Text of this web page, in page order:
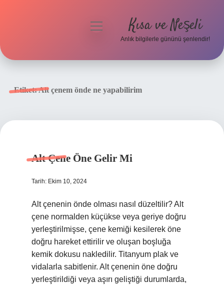
menüyü
Kısa ve Neşeli
Anlık bilgilerle gününü şenlendir!
Etiket:Alt çenem önde ne yapabilirim
Alt Çene Öne Gelir Mi
Tarih: Ekim 10, 2024
Alt çenenin önde olması nasıl düzeltilir? Alt
çene normalden küçükse veya geriye doğru
yerleştirilmişse, çene kemiği kesilerek öne
doğru hareket ettirilir ve oluşan boşluğa
kemik dokusu nakledilir. Titanyum plak ve
vidalarla sabitlenir. Alt çenenin öne doğru
yerleştirildiği veya aşırı geliştiği durumlarda,